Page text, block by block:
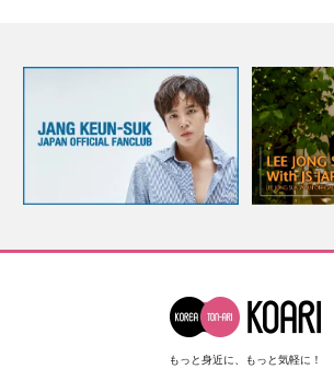
もっと身近に、もっと気軽に！